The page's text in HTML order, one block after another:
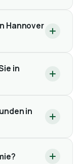
Hannover
in
in